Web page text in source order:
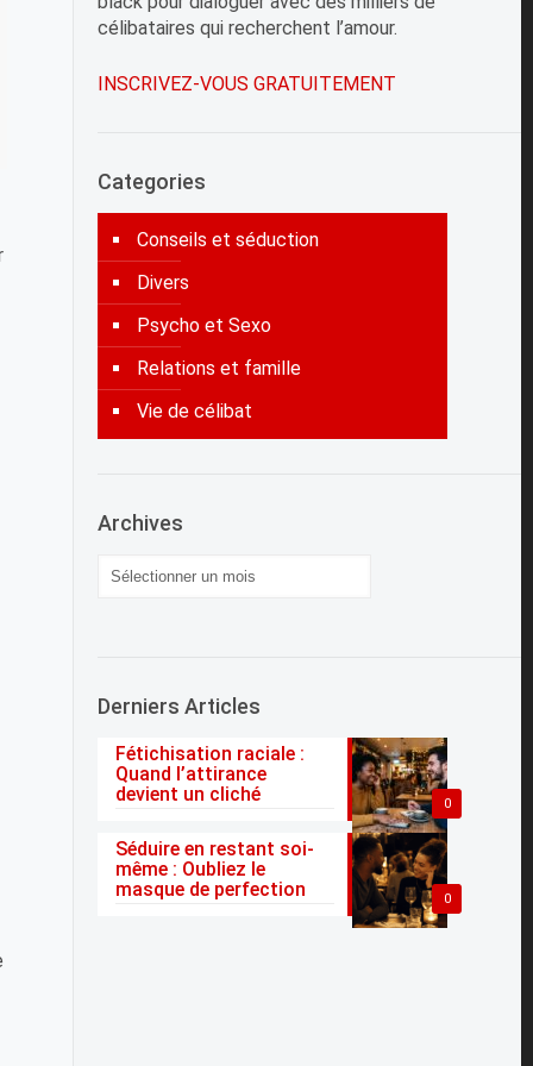
célibataires qui recherchent l’amour.
INSCRIVEZ-VOUS GRATUITEMENT
Categories
Conseils et séduction
Divers
Psycho et Sexo
Relations et famille
Vie de célibat
Archives
Archives
Derniers Articles
0
Fétichisation raciale :
Quand l’attirance
devient un cliché
0
Séduire en restant soi-
même : Oubliez le
masque de perfection